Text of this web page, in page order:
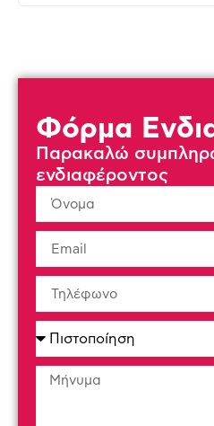
Φόρμα
Παρακαλώ
ενδιαφέροντος